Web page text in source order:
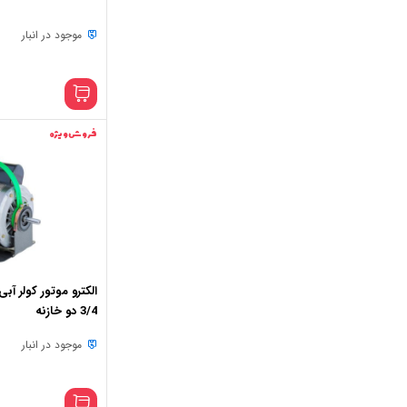
موجود در انبار
فروش ویژه
الکترو موتور کولر
3/4 دو خازنه
موجود در انبار